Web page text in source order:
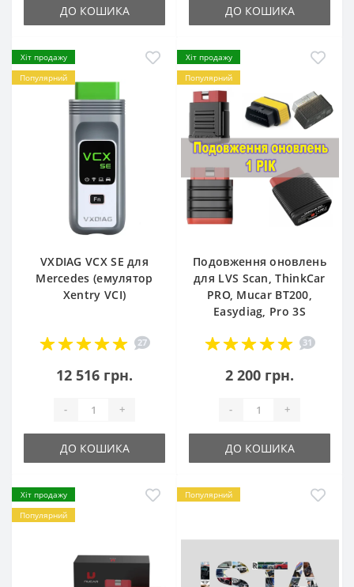
ДО КОШИКА ДО КОШИКА
Хіт продажу
Популярний
VXDIAG VCX SE для
Mercedes (емулятор
Xentry VCI)
27
12 516 грн.
- +
ДО КОШИКА
Хіт продажу
Популярний
Подовження оновлень
для LVS Scan, ThinkCar
PRO, Mucar BT200,
Easydiag, Pro 3S
31
2 200 грн.
- +
ДО КОШИКА
Хіт продажу
Популярний
Популярний